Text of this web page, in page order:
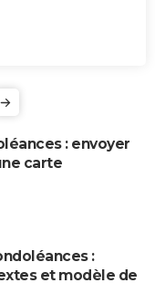
: envoyer
carte
:
et modèle de